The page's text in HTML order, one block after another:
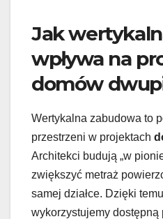
Jak
wpływa na
domów
Wertykalna zabudowa to
przestrzeni w projektach
Architekci budują „w
zwiększyć metraż
samej działce. Dzięki
wykorzystujemy dostępną